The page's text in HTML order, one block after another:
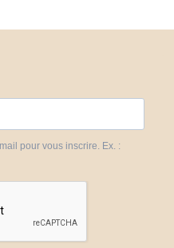
pour vous inscrire. Ex. :